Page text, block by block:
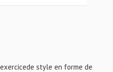
style en forme de